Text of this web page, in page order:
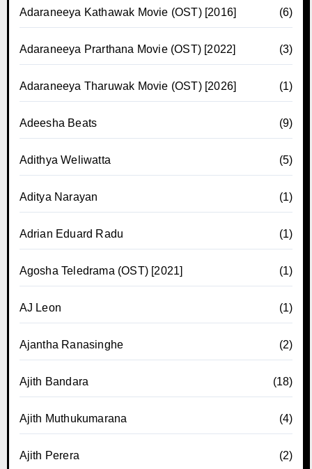
Adaraneeya Kathawak Movie (OST) [2016] (6)
Adaraneeya Prarthana Movie (OST) [2022] (3)
Adaraneeya Tharuwak Movie (OST) [2026] (1)
Adeesha Beats (9)
Adithya Weliwatta (5)
Aditya Narayan (1)
Adrian Eduard Radu (1)
Agosha Teledrama (OST) [2021] (1)
AJ Leon (1)
Ajantha Ranasinghe (2)
Ajith Bandara (18)
Ajith Muthukumarana (4)
Ajith Perera (2)